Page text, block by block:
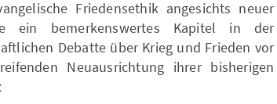
Friedensethik angesichts neuer
ein bemerkenswertes Kapitel in der
Debatte über Krieg und Frieden vor
Neuausrichtung ihrer bisherigen